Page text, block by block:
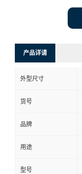
产品详请
外型尺寸
货号
品牌
用途
型号